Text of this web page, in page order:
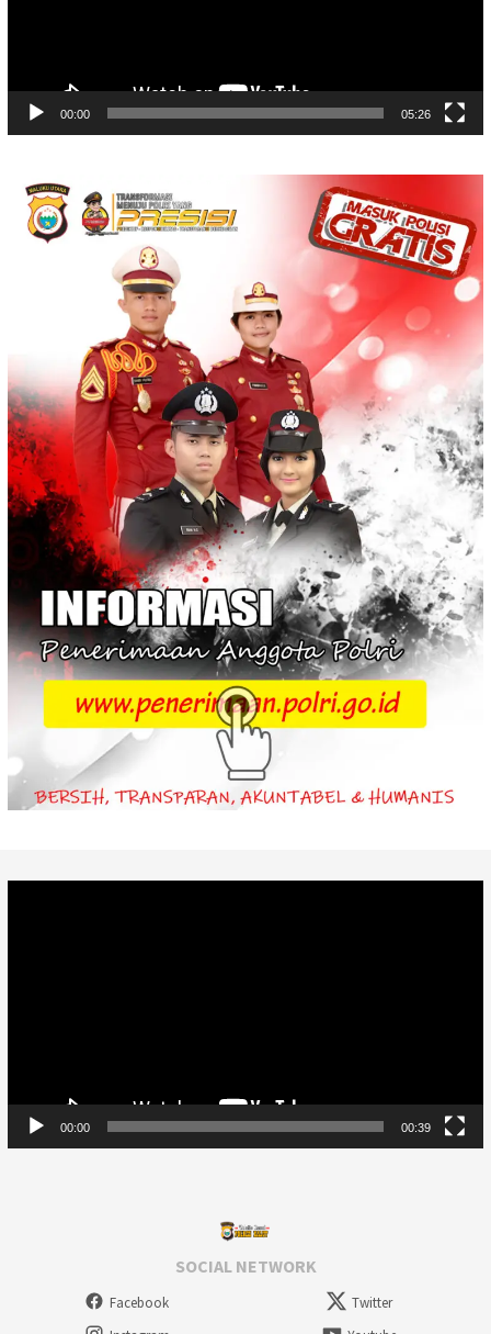
00:00 05:26
00:00 00:39
SOCIAL NETWORK
Facebook
Twitter